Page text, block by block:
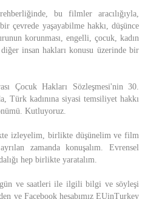
bu filmler aracılığıyla,
çevrede yaşayabilme hakkı, düşünce
korunması, engelli, çocuk, kadın
insan hakları konusu üzerinde bir
Çocuk Hakları Sözleşmesi'nin 30.
Türk kadınına siyasi temsiliyet hakkı
Kutluyoruz.
izleyelim, birlikte düşünelim ve film
zamanda konuşalım. Evrensel
hep birlikte yaratalım.
ve saatleri ile ilgili bilgi ve söyleşi
ve Facebook hesabımız EUinTurkey